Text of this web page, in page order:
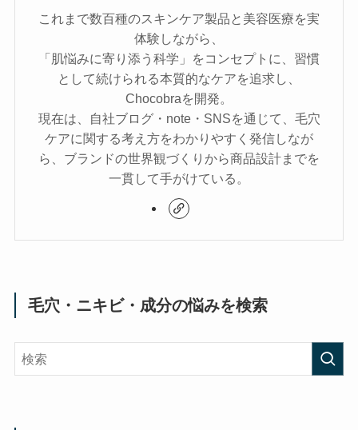
これまで数百種のスキンケア製品と美容医療を実
体験しながら、
「肌悩みに寄り添う科学」をコンセプトに、習慣
として続けられる本質的なケアを追求し、
Chocobraを開発。
現在は、自社ブログ・note・SNSを通じて、毛穴
ケアに関する考え方をわかりやすく発信しなが
ら、ブランドの世界観づくりから商品設計までを
一貫して手がけている。
毛穴・ニキビ・成分の悩みを検索